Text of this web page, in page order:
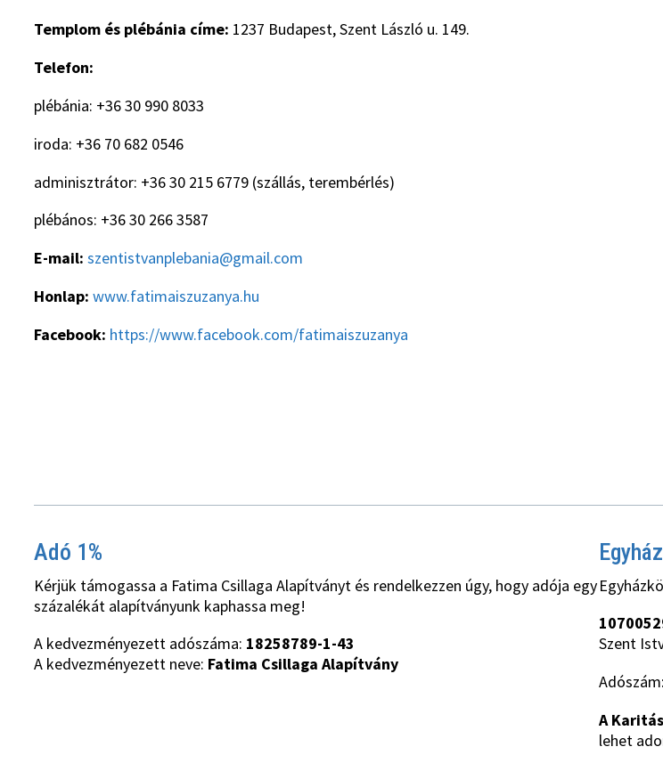
Templom és plébánia címe: 1237 Budapest, Szent László u. 149.
Telefon:
plébánia: +36 30 990 8033
iroda: +36 70 682 0546
adminisztrátor: +36 30 215 6779 (szállás, terembérlés)
plébános: +36 30 266 3587
E-mail:szentistvanplebania@gmail.com
Honlap: www.fatimaiszuzanya.hu
Facebook: https://www.facebook.com/fatimaiszuzanya
Adó 1%
Kérjük támogassa a Fatima Csillaga Alapítványt és rendelkezzen úgy, hogy adója egy
százalékát alapítványunk kaphassa meg!
A kedvezményezett adószáma: 18258789-1-43
A kedvezményezett neve: Fatima Csillaga Alapítvány
Szent
A
lehet